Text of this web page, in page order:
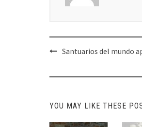
PostSantuarios del mundo
YOU MAY LIKE THESE